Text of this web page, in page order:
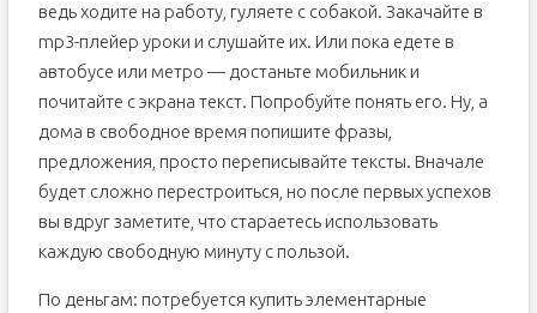
ведь ходите на работу, гуляете с собакой. Закачайте в
mp3-плейер уроки и слушайте их. Или пока едете в
автобусе или метро — достаньте мобильник и
почитайте с экрана текст. Попробуйте понять его. Ну, а
дома в свободное время попишите фразы,
предложения, просто переписывайте тексты. Вначале
будет сложно перестроиться, но после первых успехов
вы вдруг заметите, что стараетесь использовать
каждую свободную минуту с пользой.
По деньгам: потребуется купить элементарные